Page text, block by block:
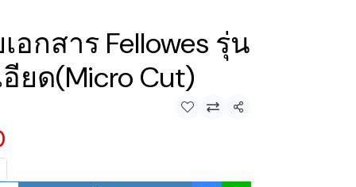
อกสาร Fellowes รุ่น
ยด(Micro Cut)
แชร์